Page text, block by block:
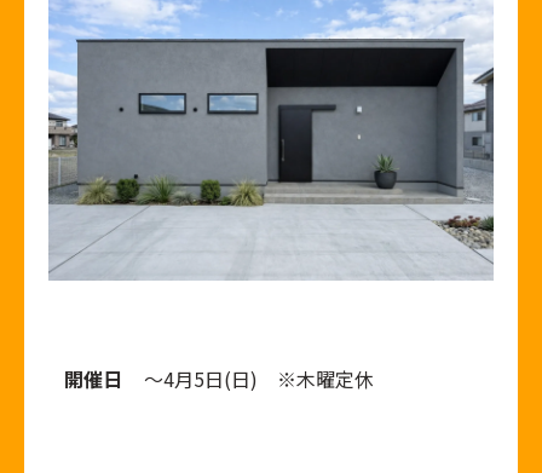
開催日 ～4月5日(日) ※木曜定休